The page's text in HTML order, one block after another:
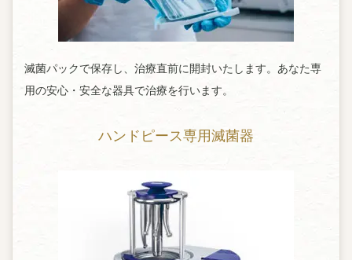
滅菌パックで保存し、治療直前に開封いたします。あなた専
用の安心・安全な器具で治療を行います。
ハンドピース専用滅菌器